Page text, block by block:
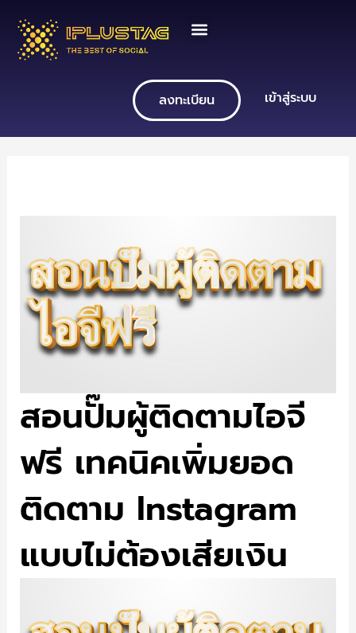
content
เข้าสู่ระบบ
ลงทะเบียน
สอนปั๊มผู้ติดตามไอจี
ฟรี เทคนิคเพิ่มยอด
ติดตาม Instagram
แบบไม่ต้องเสียเงิน